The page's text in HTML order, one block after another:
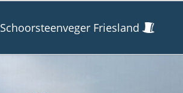
Schoorsteenveger Friesland